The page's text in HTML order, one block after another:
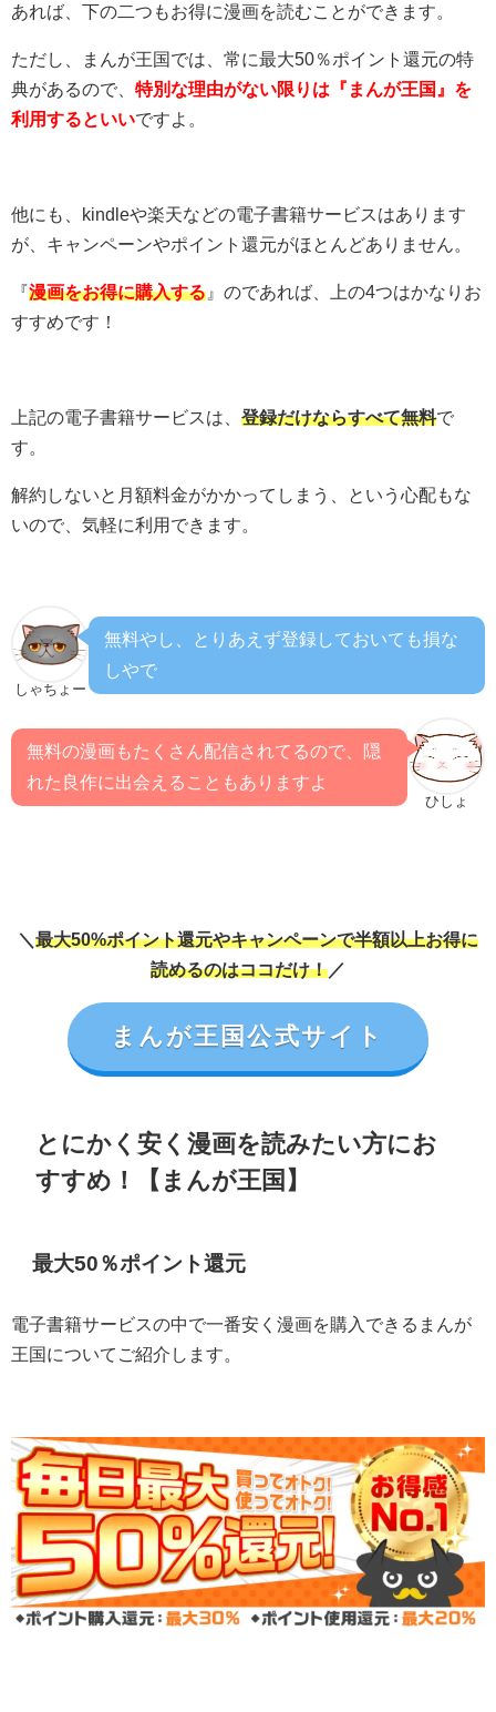
あれば、下の二つもお得に漫画を読むことができます。
ただし、まんが王国では、常に最大50％ポイント還元の特
典があるので、 特別な理由がない限りは『まんが王国』を
利用するといいですよ。
他にも、kindleや楽天などの電子書籍サービスはあります
が、キャンペーンやポイント還元がほとんどありません。
『漫画をお得に購入する 』のであれば、上の4つはかなりお
すすめです！
上記の電子書籍サービスは、 登録だけならすべて無料で
す。
解約しないと月額料金がかかってしまう、という心配もな
いので、気軽に利用できます。
しゃちょー
無料やし、とりあえず登録しておいても損な
しやで
ひしょ
無料の漫画もたくさん配信されてるので、隠
れた良作に出会えることもありますよ
＼ 最大50%ポイント還元やキャンペーンで半額以上お得に
読めるのはココだけ！ ／
まんが王国公式サイト
とにかく安く漫画を読みたい方にお
すすめ！【まんが王国】
最大50％ポイント還元
電子書籍サービスの中で一番安く漫画を購入できるまんが
王国についてご紹介します。